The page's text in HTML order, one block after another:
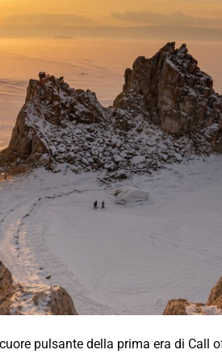
pulsante della prima era di Call